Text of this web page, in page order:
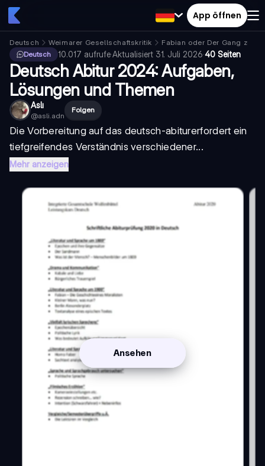
App öffnen
Deutsch Weimarer Gesellschaftskritik
Fabian oder Der Gang zu
Deutsch
10.017 aufrufe·Aktualisiert 31. Juli 2026·40 Seiten
Deutsch Abitur 2024: Aufgaben,
Lösungen und Themen
Aslı
@asli.adn
Folgen
Die Vorbereitung auf das deutsch-abiturerfordert ein
tiefgreifendes Verständnis verschiedener...
Mehr anzeigen
Ansehen